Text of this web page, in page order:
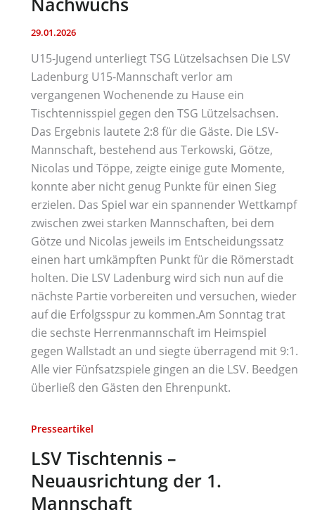
29.01.2026
U15-Jugend unterliegt TSG Lützelsachsen Die LSV
Ladenburg U15-Mannschaft verlor am
vergangenen Wochenende zu Hause ein
Tischtennisspiel gegen den TSG Lützelsachsen.
Das Ergebnis lautete 2:8 für die Gäste. Die LSV-
Mannschaft, bestehend aus Terkowski, Götze,
Nicolas und Töppe, zeigte einige gute Momente,
konnte aber nicht genug Punkte für einen Sieg
erzielen. Das Spiel war ein spannender Wettkampf
zwischen zwei starken Mannschaften, bei dem
Götze und Nicolas jeweils im Entscheidungssatz
einen hart umkämpften Punkt für die Römerstadt
holten. Die LSV Ladenburg wird sich nun auf die
nächste Partie vorbereiten und versuchen, wieder
auf die Erfolgsspur zu kommen.Am Sonntag trat
die sechste Herrenmannschaft im Heimspiel
gegen Wallstadt an und siegte überragend mit 9:1.
Alle vier Fünfsatzspiele gingen an die LSV. Beedgen
überließ den Gästen den Ehrenpunkt.
Presseartikel
LSV Tischtennis –
Neuausrichtung der 1.
Mannschaft